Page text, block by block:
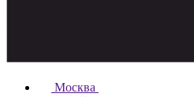
Москва